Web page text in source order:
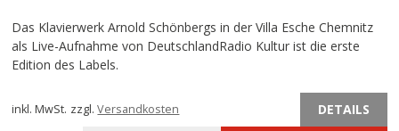
Das Klavierwerk Arnold Schönbergs in der Villa Esche Chemnitz
als Live-Aufnahme von DeutschlandRadio Kultur ist die erste
Edition des Labels.
inkl. MwSt. zzgl.Versandkosten DETAILS